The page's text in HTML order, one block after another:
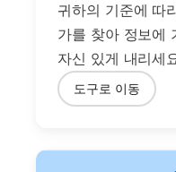
귀하의 기준에 따
가를 찾아 정보에
자신 있게 내리세
도구로 이동